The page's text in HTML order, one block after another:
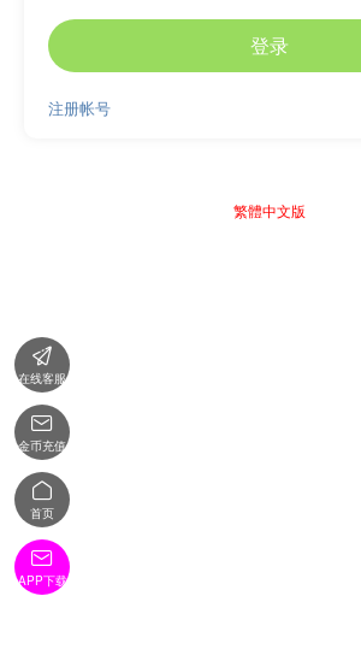
登录
注册帐号
繁體中文版

在线客服

金币充值

首页

APP下载